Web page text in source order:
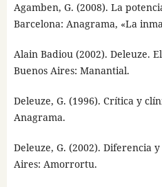
Agamben, G. (2008). La
Barcelona: Anagrama, «La
Alain Badiou (2002). Deleuze.
Buenos Aires: Manantial.
Deleuze, G. (1996). Crítica y
Anagrama.
Deleuze, G. (2002). Diferencia
Aires: Amorrortu.